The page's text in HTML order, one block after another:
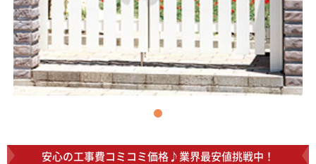
安心の工事費コミコミ価格♪業界最安値挑戦中！